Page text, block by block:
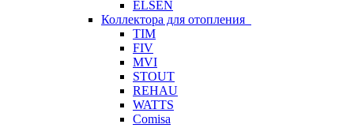
ELSEN
Коллектора для отопления
TIM
FIV
MVI
STOUT
REHAU
WATTS
Comisa